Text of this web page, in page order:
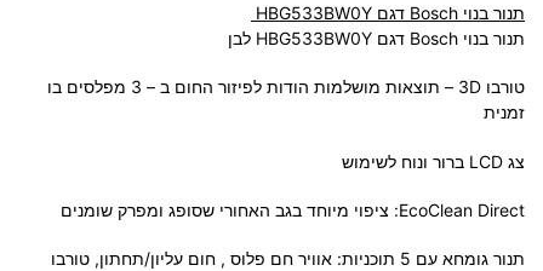
תנור בנוי Bosch דגם HBG533BW0Y
תנור בנוי Bosch דגם HBG533BW0Y לבן
טורבו 3D – תוצאות מושלמות הודות לפיזור החום ב – 3 מפלסים בו
זמנית
צג LCD ברור ונוח לשימוש
EcoClean Direct: ציפוי מיוחד בגב האחורי שסופג ומפרק שומנים
תנור גומחא עם 5 תוכניות: אוויר חם פלוס , חום עליון/תחתון, טורבו